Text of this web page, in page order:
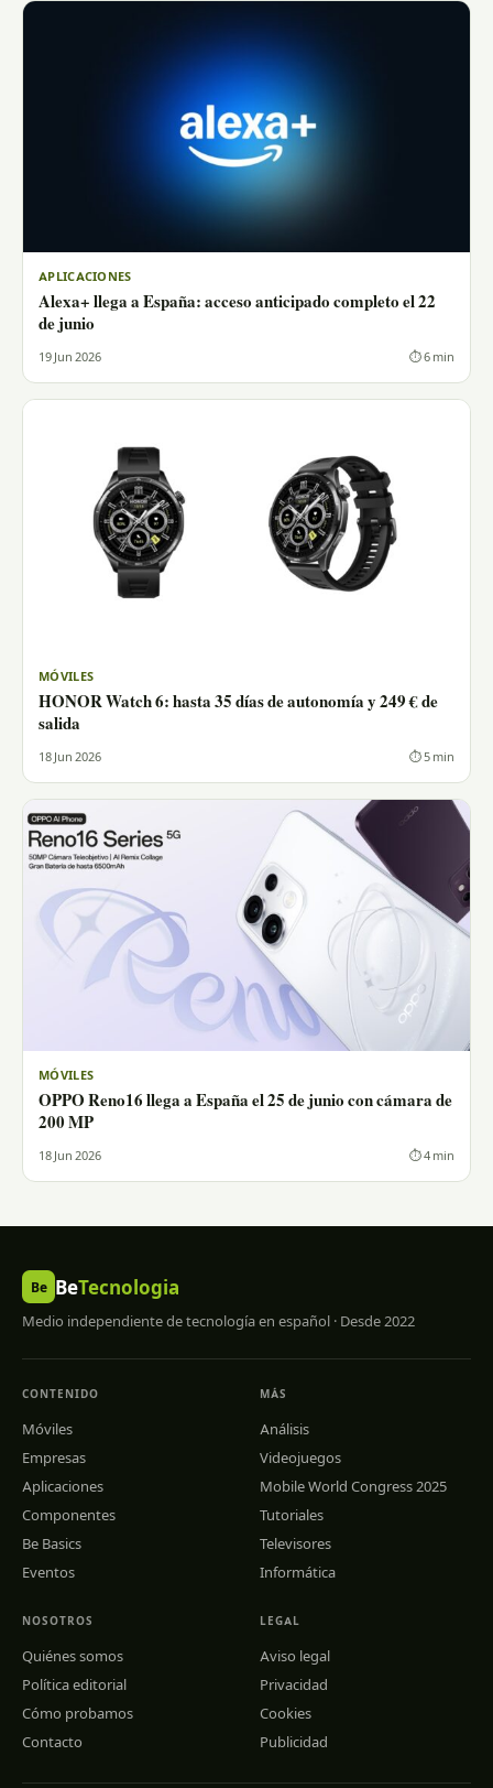
APLICACIONES
Alexa+ llega a España: acceso anticipado completo el 22
de junio
19 Jun 2026 ⏱ 6 min
MÓVILES
HONOR Watch 6: hasta 35 días de autonomía y 249 € de
salida
18 Jun 2026 ⏱ 5 min
MÓVILES
OPPO Reno16 llega a España el 25 de junio con cámara de
200 MP
18 Jun 2026 ⏱ 4 min
Be BeTecnologia
Medio independiente de tecnología en español · Desde 2022
CONTENIDO
Móviles
Empresas
Aplicaciones
Componentes
Be Basics
Eventos
MÁS
Análisis
Videojuegos
Mobile World Congress 2025
Tutoriales
Televisores
Informática
NOSOTROS
Quiénes somos
Política editorial
Cómo probamos
Contacto
LEGAL
Aviso legal
Privacidad
Cookies
Publicidad